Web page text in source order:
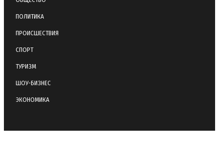
ПОЛИТИКА
ПРОИСШЕСТВИЯ
СПОРТ
ТУРИЗМ
ШОУ-БИЗНЕС
ЭКОНОМИКА